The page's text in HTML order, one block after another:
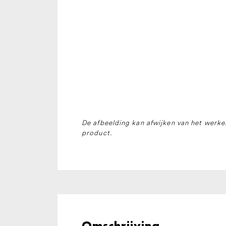
De afbeelding kan afwijken van het
product.